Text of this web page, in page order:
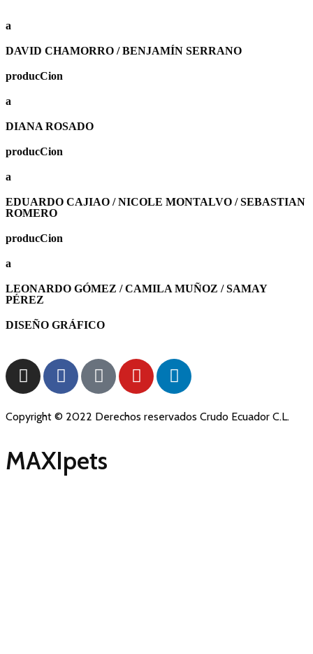
a
DAVID CHAMORRO / BENJAMÍN SERRANO
producCion
a
DIANA ROSADO
producCion
a
EDUARDO CAJIAO / NICOLE MONTALVO / SEBASTIAN
ROMERO
producCion
a
LEONARDO GÓMEZ / CAMILA MUÑOZ / SAMAY
PÉREZ
DISEÑO GRÁFICO
Copyright © 2022 Derechos reservados Crudo Ecuador C.L.
MAXIpets